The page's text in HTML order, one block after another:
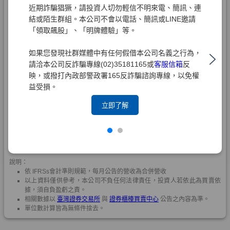
近期詐騙猖獗，請投資人切勿輕信不明來電、簡訊、連
結或陌生群組。本公司不會以電話、簡訊或LINE邀請
「領取飆股」、「明牌體驗」等。
如果您發現社群媒體中有任何假借本公司名義之行為，
請洽本公司反詐騙專線(02)35181165或客服信箱反
映，或撥打內政部警政署165反詐騙諮詢專線，以免權
益受損。
立即了解